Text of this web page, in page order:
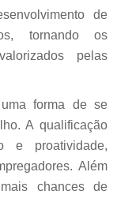
de
tornando os
pelas
forma de se
A qualificação
e proatividade,
Além
chances de